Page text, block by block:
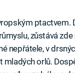
ptactvem.
zůstává
nepřátele, v
orlů.